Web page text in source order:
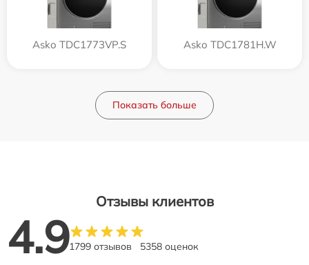
Asko TDC1773VP.S Asko TDC1781H.W
Показать больше
Отзывы клиентов
4.91799 отзывов 5358 оценок